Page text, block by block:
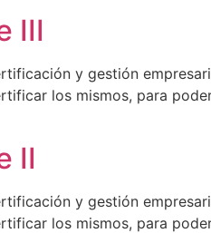
III
y gestión
los mismos, para
II
y gestión
los mismos, para